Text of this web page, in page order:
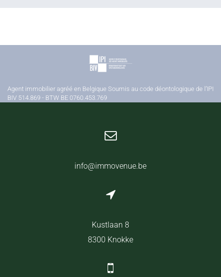
Agent immobilier agréé en Belgique Soumis au code déontologique de l’IPI
BIV 514.869 - BTW BE 0760.453.769
info@immovenue.be
Kustlaan 8
8300 Knokke